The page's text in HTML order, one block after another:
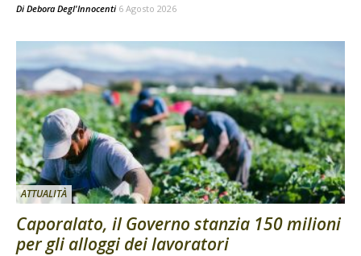
Di Debora Degl'Innocenti 6 Agosto 2026
ATTUALITÀ
Caporalato, il Governo stanzia 150 milioni
per gli alloggi dei lavoratori